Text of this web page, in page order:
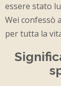
essere stato
Wei confessò
per tutta la